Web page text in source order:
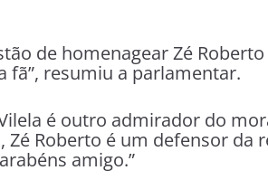
de homenagear Zé
fã”, resumiu a parlamentar.
é outro admirador do
Zé Roberto é um defensor da
amigo.”